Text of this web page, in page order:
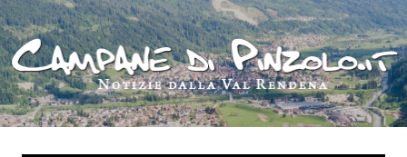
Salta
al
contenuto